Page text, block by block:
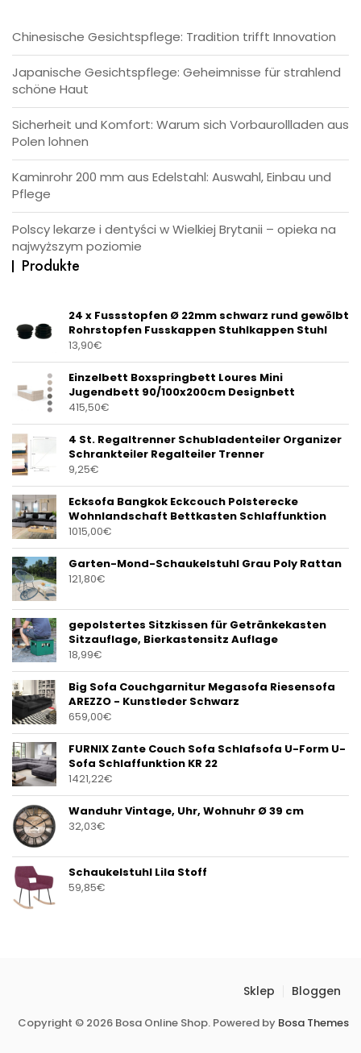
Chinesische Gesichtspflege: Tradition trifft Innovation
Japanische Gesichtspflege: Geheimnisse für strahlend
schöne Haut
Sicherheit und Komfort: Warum sich Vorbaurollladen aus
Polen lohnen
Kaminrohr 200 mm aus Edelstahl: Auswahl, Einbau und
Pflege
Polscy lekarze i dentyści w Wielkiej Brytanii – opieka na
najwyższym poziomie
Produkte
24 x Fussstopfen Ø 22mm schwarz rund gewölbt
Rohrstopfen Fusskappen Stuhlkappen Stuhl
13,90€
Einzelbett Boxspringbett Loures Mini
Jugendbett 90/100x200cm Designbett
415,50€
4 St. Regaltrenner Schubladenteiler Organizer
Schrankteiler Regalteiler Trenner
9,25€
Ecksofa Bangkok Eckcouch Polsterecke
Wohnlandschaft Bettkasten Schlaffunktion
1015,00€
Garten-Mond-Schaukelstuhl Grau Poly Rattan
121,80€
gepolstertes Sitzkissen für Getränkekasten
Sitzauflage, Bierkastensitz Auflage
18,99€
Big Sofa Couchgarnitur Megasofa Riesensofa
AREZZO - Kunstleder Schwarz
659,00€
FURNIX Zante Couch Sofa Schlafsofa U-Form U-
Sofa Schlaffunktion KR 22
1421,22€
Wanduhr Vintage, Uhr, Wohnuhr Ø 39 cm
32,03€
Schaukelstuhl Lila Stoff
59,85€
Sklep Bloggen
Copyright © 2026 Bosa Online Shop. Powered by Bosa Themes